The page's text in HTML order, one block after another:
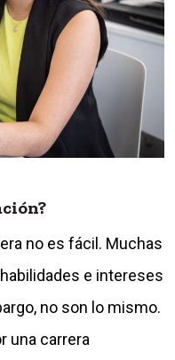
no es fácil. Muchas
e intereses
no son lo mismo.
una carrera